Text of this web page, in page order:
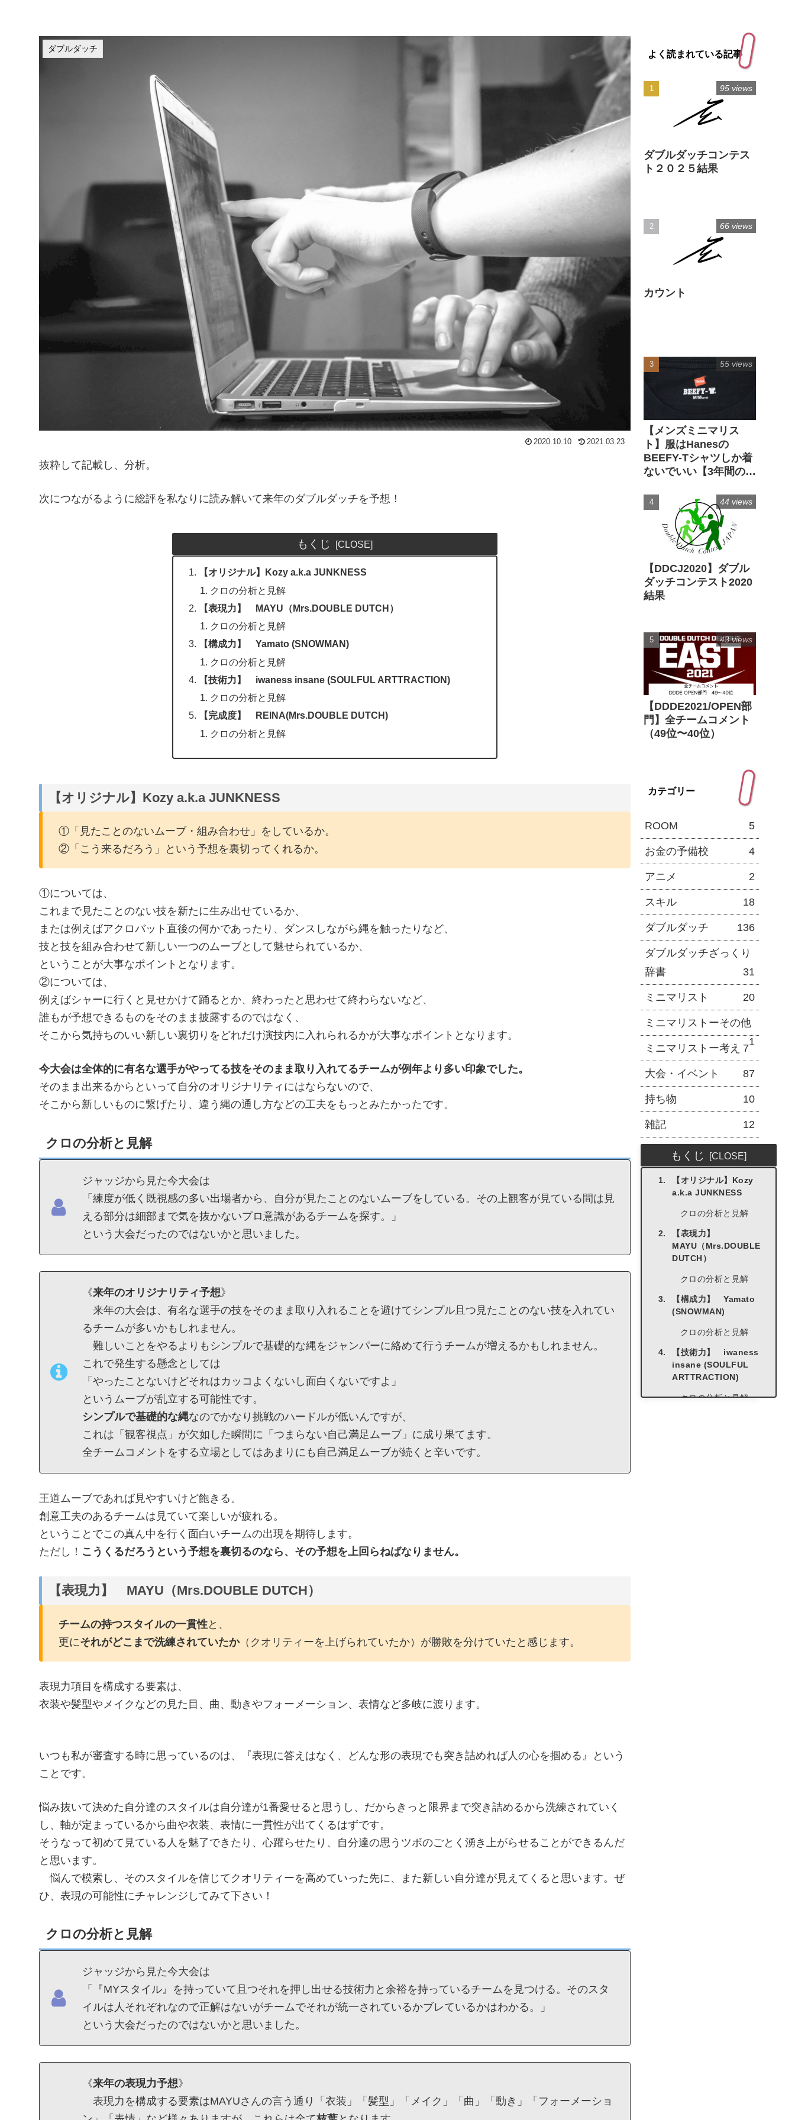
ダブルダッチ
2020.10.10 2021.03.23
抜粋して記載し、分析。
次につながるように総評を私なりに読み解いて来年のダブルダッチを予想！
もくじ
【オリジナル】Kozy a.k.a JUNKNESS
クロの分析と見解
【表現力】 MAYU（Mrs.DOUBLE DUTCH）
クロの分析と見解
【構成力】 Yamato (SNOWMAN)
クロの分析と見解
【技術力】 iwaness insane (SOULFUL ARTTRACTION)
クロの分析と見解
【完成度】 REINA(Mrs.DOUBLE DUTCH)
クロの分析と見解
【オリジナル】Kozy a.k.a JUNKNESS
①「見たことのないムーブ・組み合わせ」をしているか。
②「こう来るだろう」という予想を裏切ってくれるか。
①については、
これまで見たことのない技を新たに生み出せているか、
または例えばアクロバット直後の何かであったり、ダンスしながら縄を触ったりなど、
技と技を組み合わせて新しい一つのムーブとして魅せられているか、
ということが大事なポイントとなります。
②については、
例えばシャーに行くと見せかけて踊るとか、終わったと思わせて終わらないなど、
誰もが予想できるものをそのまま披露するのではなく、
そこから気持ちのいい新しい裏切りをどれだけ演技内に入れられるかが大事なポイントとなります。
今大会は全体的に有名な選手がやってる技をそのまま取り入れてるチームが例年より多い印象でした。
そのまま出来るからといって自分のオリジナリティにはならないので、
そこから新しいものに繋げたり、違う縄の通し方などの工夫をもっとみたかったです。
クロの分析と見解
ジャッジから見た今大会は
「練度が低く既視感の多い出場者から、自分が見たことのないムーブをしている。その上観客が見ている間は見
える部分は細部まで気を抜かないプロ意識があるチームを探す。」
という大会だったのではないかと思いました。
《来年のオリジナリティ予想》
来年の大会は、有名な選手の技をそのまま取り入れることを避けてシンプル且つ見たことのない技を入れてい
るチームが多いかもしれません。
難しいことをやるよりもシンプルで基礎的な縄をジャンパーに絡めて行うチームが増えるかもしれません。
これで発生する懸念としては
「やったことないけどそれはカッコよくないし面白くないですよ」
というムーブが乱立する可能性です。
シンプルで基礎的な縄なのでかなり挑戦のハードルが低いんですが、
これは「観客視点」が欠如した瞬間に「つまらない自己満足ムーブ」に成り果てます。
全チームコメントをする立場としてはあまりにも自己満足ムーブが続くと辛いです。
王道ムーブであれば見やすいけど飽きる。
創意工夫のあるチームは見ていて楽しいが疲れる。
ということでこの真ん中を行く面白いチームの出現を期待します。
ただし！ こうくるだろうという予想を裏切るのなら、その予想を上回らねばなりません。
【表現力】 MAYU（Mrs.DOUBLE DUTCH）
チームの持つスタイルの一貫性と、
更にそれがどこまで洗練されていたか（クオリティーを上げられていたか）が勝敗を分けていたと感じます。
表現力項目を構成する要素は、
衣装や髪型やメイクなどの見た目、曲、動きやフォーメーション、表情など多岐に渡ります。
いつも私が審査する時に思っているのは、『表現に答えはなく、どんな形の表現でも突き詰めれば人の心を掴める』という
ことです。
悩み抜いて決めた自分達のスタイルは自分達が1番愛せると思うし、だからきっと限界まで突き詰めるから洗練されていく
し、軸が定まっているから曲や衣装、表情に一貫性が出てくるはずです。
そうなって初めて見ている人を魅了できたり、心躍らせたり、自分達の思うツボのごとく湧き上がらせることができるんだ
と思います。
悩んで模索し、そのスタイルを信じてクオリティーを高めていった先に、また新しい自分達が見えてくると思います。ぜ
ひ、表現の可能性にチャレンジしてみて下さい！
クロの分析と見解
ジャッジから見た今大会は
「『MYスタイル』を持っていて且つそれを押し出せる技術力と余裕を持っているチームを見つける。そのスタ
イルは人それぞれなので正解はないがチームでそれが統一されているかブレているかはわかる。」
という大会だったのではないかと思いました。
《来年の表現力予想》
表現力を構成する要素はMAYUさんの言う通り「衣装」「髪型」「メイク」「曲」「動き」「フォーメーショ
よく読まれている記事
ダブルダッチコンテス
ト２０２５結果
95 views
カウント
66 views
【メンズミニマリス
ト】服はHanesの
BEEFY-Tシャツしか着
ないでいい【3年間の実
55 views
【DDCJ2020】ダブル
ダッチコンテスト2020
結果
44 views
【DDDE2021/OPEN部
門】全チームコメント
（49位〜40位）
43 views
カテゴリー
ROOM 5
お金の予備校 4
アニメ 2
スキル 18
ダブルダッチ 136
ダブルダッチざっくり
辞書
31
ミニマリスト 20
ミニマリストーその他
1
ミニマリストー考え 7
大会・イベント 87
持ち物 10
雑記 12
もくじ
【オリジナル】Kozy
a.k.a JUNKNESS
クロの分析と見解
【表現力】
MAYU（Mrs.DOUBLE
DUTCH）
クロの分析と見解
【構成力】 Yamato
(SNOWMAN)
クロの分析と見解
【技術力】 iwaness
insane (SOULFUL
ARTTRACTION)
クロの分析と見解